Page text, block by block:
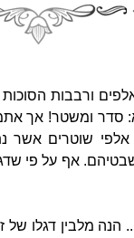
אלפים ורבבות
סדר ומשטר! אך
אלפי שוטרים
אף על פי
הנה מלבין דגלו